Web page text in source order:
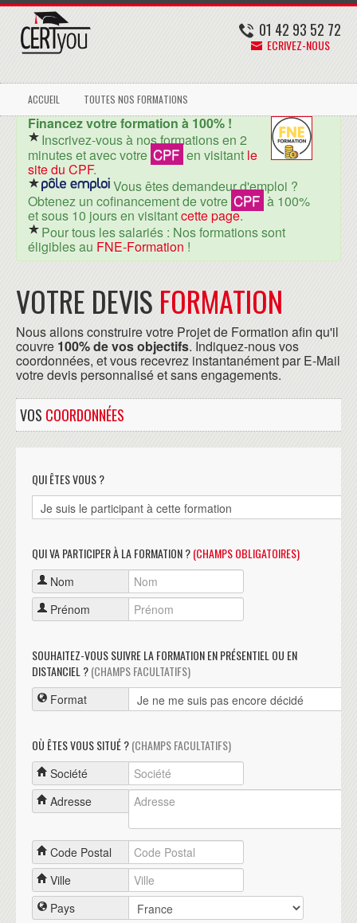
01 42 93 52 72
ECRIVEZ-NOUS
ACCUEIL TOUTES NOS FORMATIONS
Financez votre formation à 100% !
Inscrivez-vous à nos formations en 2
minutes et avec votre CPF en visitant le
site du CPF.
Vous êtes demandeur d'emploi ?
Obtenez un cofinancement de votre CPF à 100%
et sous 10 jours en visitantcette page.
Pour tous les salariés : Nos formations sont
éligibles au FNE-Formation !
VOTRE DEVIS FORMATION
Nous allons construire votre Projet de Formation afin qu'il
couvre 100% de vos objectifs. Indiquez-nous vos
coordonnées, et vous recevrez instantanément par E-Mail
votre devis personnalisé et sans engagements.
VOS COORDONNÉES
QUI ÊTES VOUS ?
QUI VA PARTICIPER À LA FORMATION ?(CHAMPS OBLIGATOIRES)
Nom
Prénom
SOUHAITEZ-VOUS SUIVRE LA FORMATION EN PRÉSENTIEL OU EN
DISTANCIEL ?(CHAMPS FACULTATIFS)
Format
OÙ ÊTES VOUS SITUÉ ?(CHAMPS FACULTATIFS)
Société
Adresse
Code Postal
Ville
Pays